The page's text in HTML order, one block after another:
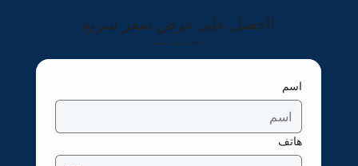
احصل على عرض سعر سريع!
اسم
هاتف